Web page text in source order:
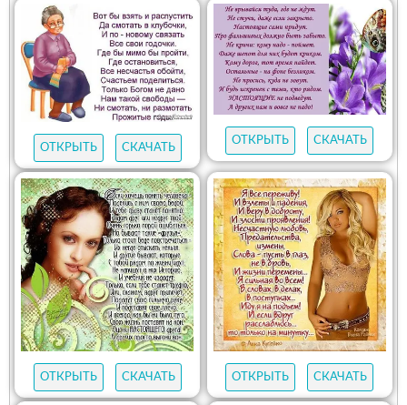
ОТКРЫТЬ СКАЧАТЬ
ОТКРЫТЬ СКАЧАТЬ
ОТКРЫТЬ СКАЧАТЬ ОТКРЫТЬ СКАЧАТЬ